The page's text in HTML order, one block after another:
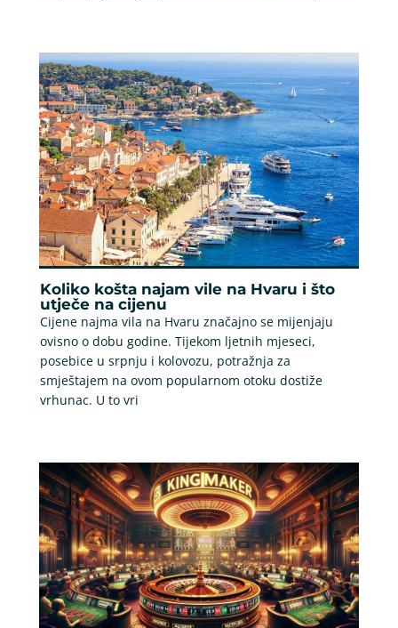
Koliko košta najam vile na Hvaru i što
utječe na cijenu
Cijene najma vila na Hvaru značajno se mijenjaju
ovisno o dobu godine. Tijekom ljetnih mjeseci,
posebice u srpnju i kolovozu, potražnja za
smještajem na ovom popularnom otoku dostiže
vrhunac. U to vri